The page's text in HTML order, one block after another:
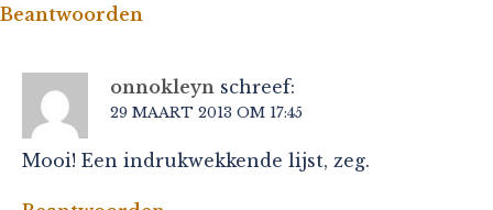
Beantwoorden
onnokleyn schreef:
29 MAART 2013 OM 17:45
Mooi! Een indrukwekkende lijst, zeg.